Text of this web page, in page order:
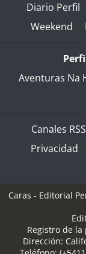
Diario Perfil
Weekend
Aventuras Na
Canales RSS
Privacidad
Caras - Editorial
Registro de
Dirección: